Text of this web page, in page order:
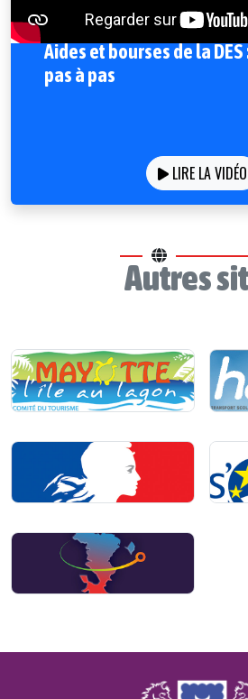
Aides et bourses de la
pas à pas
LIRE LA VIDÉO
Autres